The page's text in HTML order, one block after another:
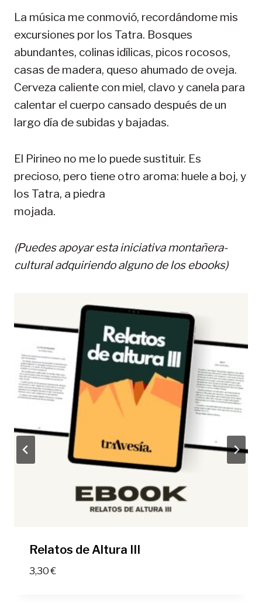
La música me conmovió, recordándome mis
excursiones por los Tatra. Bosques
abundantes, colinas idílicas, picos rocosos,
casas de madera, queso ahumado de oveja.
Cerveza caliente con miel, clavo y canela para
calentar el cuerpo cansado después de un
largo día de subidas y bajadas.
El Pirineo no me lo puede sustituir. Es
precioso, pero tiene otro aroma: huele a boj, y
los Tatra, a piedra
mojada.
(Puedes apoyar esta iniciativa montañera-
cultural adquiriendo alguno de los ebooks)
Relatos de Altura III
3,30€